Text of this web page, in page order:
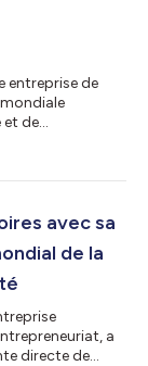
entreprise de
et de
les progrès
les dernières
avec sa
de la
a
directe de